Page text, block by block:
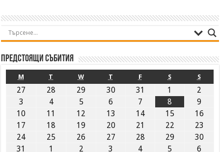
Предстоящи събития
M T W T F S S
27 28 29 30 31 1
2
3
4 5 6 7 8
9
10
11 12 13 14 15
16
17
18 19 20 21 22
23
24
25 26 27 28 29
30
31
1 2 3 4 5 6